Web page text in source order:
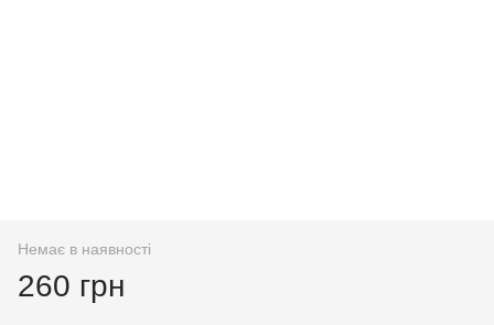
Немає в наявності
260 грн